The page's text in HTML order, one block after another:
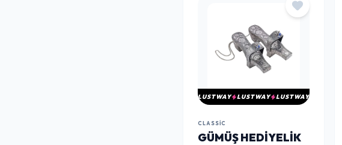
LUSTWAY LUSTWAY LUSTWAY
CLASSIC
GÜMÜŞ HEDIYELIK